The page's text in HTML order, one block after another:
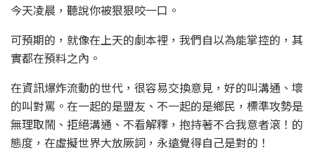
今天凌晨，聽說你被狠狠咬一口。
可預期的，就像在上天的劇本裡，我們自以為能掌控的，其
實都在預料之內。
在資訊爆炸流動的世代，很容易交換意見，好的叫溝通、壞
的叫對罵。在一起的是盟友、不一起的是鄉民，標準攻勢是
無理取鬧、拒絕溝通、不看解釋，抱持著不合我意者滾！的
態度，在虛擬世界大放厥詞，永遠覺得自己是對的！